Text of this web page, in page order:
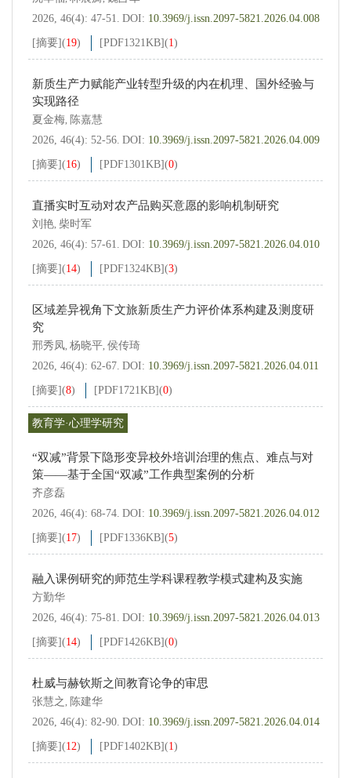
2026, 46(4): 47-51. DOI: 10.3969/j.issn.2097-5821.2026.04.008
[摘要](19) [PDF1321KB](1)
新质生产力赋能产业转型升级的内在机理、国外经验与
实现路径
夏金梅, 陈嘉慧
2026, 46(4): 52-56. DOI: 10.3969/j.issn.2097-5821.2026.04.009
[摘要](16) [PDF1301KB](0)
直播实时互动对农产品购买意愿的影响机制研究
刘艳, 柴时军
2026, 46(4): 57-61. DOI: 10.3969/j.issn.2097-5821.2026.04.010
[摘要](14) [PDF1324KB](3)
区域差异视角下文旅新质生产力评价体系构建及测度研
究
邢秀凤, 杨晓平, 侯传琦
2026, 46(4): 62-67. DOI: 10.3969/j.issn.2097-5821.2026.04.011
[摘要](8) [PDF1721KB](0)
教育学·心理学研究
“双减”背景下隐形变异校外培训治理的焦点、难点与对
策——基于全国“双减”工作典型案例的分析
齐彦磊
2026, 46(4): 68-74. DOI: 10.3969/j.issn.2097-5821.2026.04.012
[摘要](17) [PDF1336KB](5)
融入课例研究的师范生学科课程教学模式建构及实施
方勤华
2026, 46(4): 75-81. DOI: 10.3969/j.issn.2097-5821.2026.04.013
[摘要](14) [PDF1426KB](0)
杜威与赫钦斯之间教育论争的审思
张慧之, 陈建华
2026, 46(4): 82-90. DOI: 10.3969/j.issn.2097-5821.2026.04.014
[摘要](12) [PDF1402KB](1)